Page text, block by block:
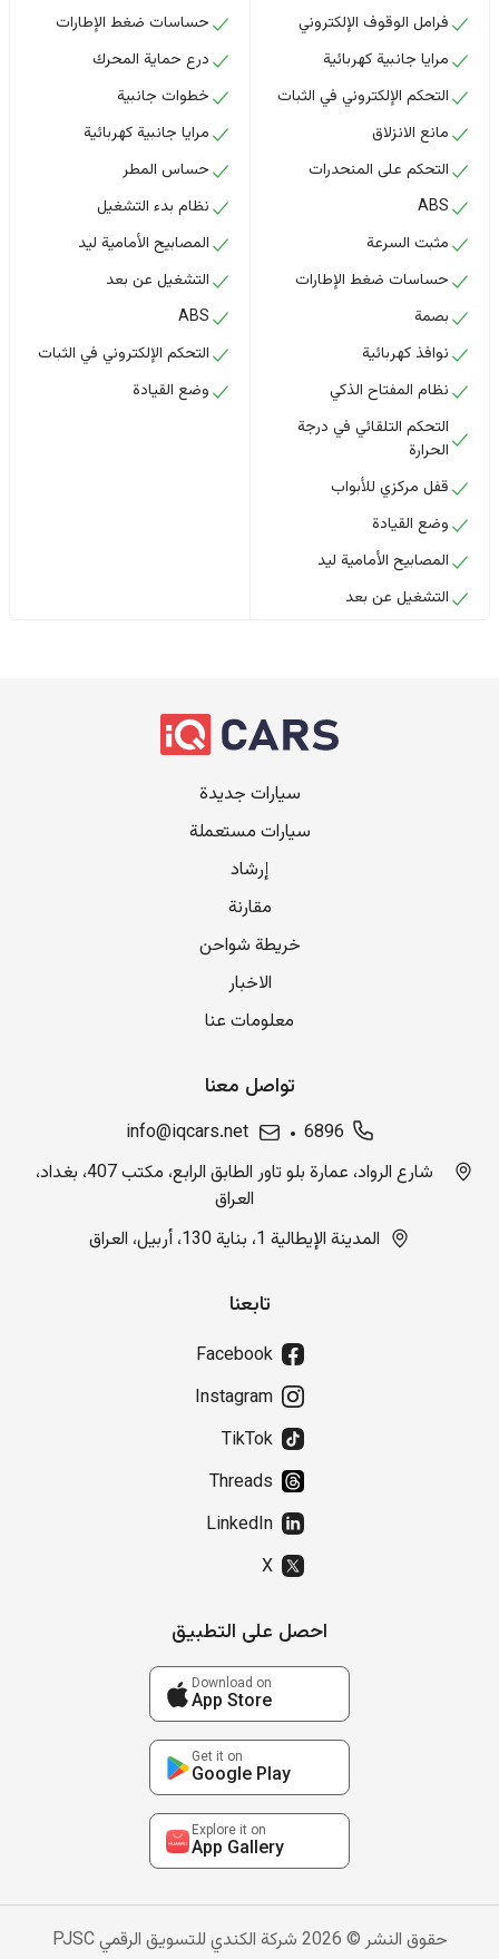
فرامل الوقوف الإلكتروني
مرايا جانبية كهربائية
التحكم الإلكتروني في الثبات
مانع الانزلاق
التحكم على المنحدرات
ABS
مثبت السرعة
حساسات ضغط الإطارات
بصمة
نوافذ كهربائية
نظام المفتاح الذكي
التحكم التلقائي في درجة
الحرارة
قفل مركزي للأبواب
وضع القيادة
المصابيح الأمامية ليد
التشغيل عن بعد
حساسات ضغط الإطارات
درع حماية المحرك
خطوات جانبية
مرايا جانبية كهربائية
حساس المطر
نظام بدء التشغيل
المصابيح الأمامية ليد
التشغيل عن بعد
ABS
التحكم الإلكتروني في الثبات
وضع القيادة
سيارات جديدة
سيارات مستعملة
إرشاد
مقارنة
خريطة شواحن
الاخبار
معلومات عنا
تواصل معنا
6896
info@iqcars.net
شارع الرواد، عمارة بلو تاور الطابق الرابع، مكتب 407، بغداد،
العراق
المدينة الإيطالية 1، بناية 130، أربيل، العراق
تابعنا
Facebook
Instagram
TikTok
Threads
LinkedIn
X
احصل على التطبيق
Download on
App Store
Get it on
Google Play
Explore it on
App Gallery
حقوق النشر © 2026 شركة الكندي للتسويق الرقمي PJSC